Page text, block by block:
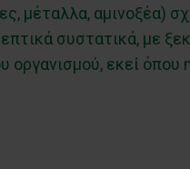
μέταλλα, αμινοξέα)
συστατικά, με
οργανισμού, εκεί